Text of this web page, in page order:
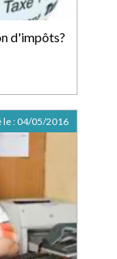
d'impôts?
le : 04/05/2016